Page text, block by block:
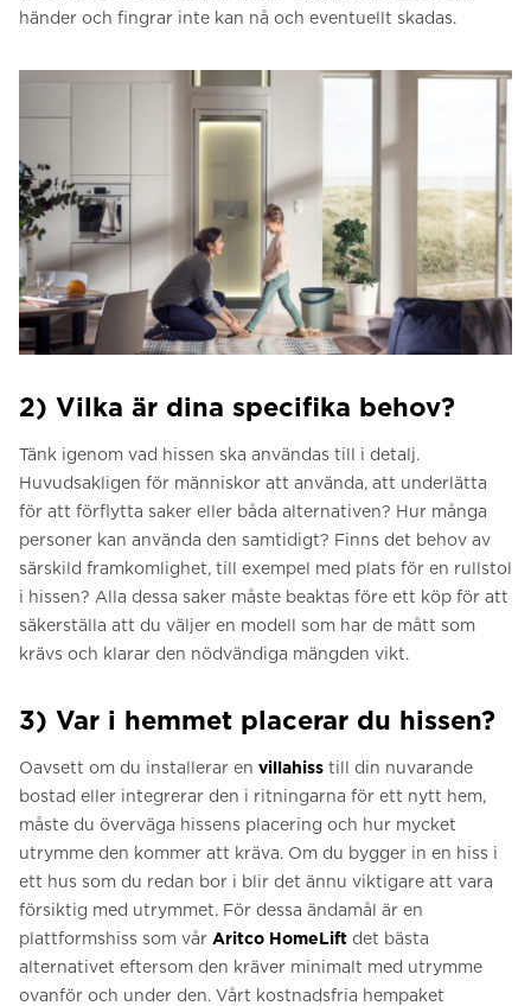
händer och fingrar inte kan nå och eventuellt skadas.
2) Vilka är dina specifika behov?
Tänk igenom vad hissen ska användas till i detalj.
Huvudsakligen för människor att använda, att underlätta
för att förflytta saker eller båda alternativen? Hur många
personer kan använda den samtidigt? Finns det behov av
särskild framkomlighet, till exempel med plats för en rullstol
i hissen? Alla dessa saker måste beaktas före ett köp för att
säkerställa att du väljer en modell som har de mått som
krävs och klarar den nödvändiga mängden vikt.
3) Var i hemmet placerar du hissen?
Oavsett om du installerar en villahiss till din nuvarande
bostad eller integrerar den i ritningarna för ett nytt hem,
måste du överväga hissens placering och hur mycket
utrymme den kommer att kräva. Om du bygger in en hiss i
ett hus som du redan bor i blir det ännu viktigare att vara
försiktig med utrymmet. För dessa ändamål är en
plattformshiss som vår Aritco HomeLift det bästa
alternativet eftersom den kräver minimalt med utrymme
ovanför och under den. Vårt kostnadsfria hempaket